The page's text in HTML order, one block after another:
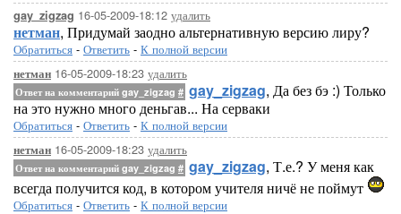
gay_zigzag 16-05-2009-18:12 удалить
нетман, Придумай заодно альтернативную версию лиру?
Обратиться - Ответить - К полной версии
нетман 16-05-2009-18:23 удалить
Ответ на комментарий gay_zigzag # gay_zigzag, Да без бэ :) Только
на это нужно много деньгав... На серваки
Обратиться - Ответить - К полной версии
нетман 16-05-2009-18:23 удалить
Ответ на комментарий gay_zigzag # gay_zigzag, Т.е.? У меня как
всегда получится код, в котором учителя ничё не поймут
Обратиться - Ответить - К полной версии